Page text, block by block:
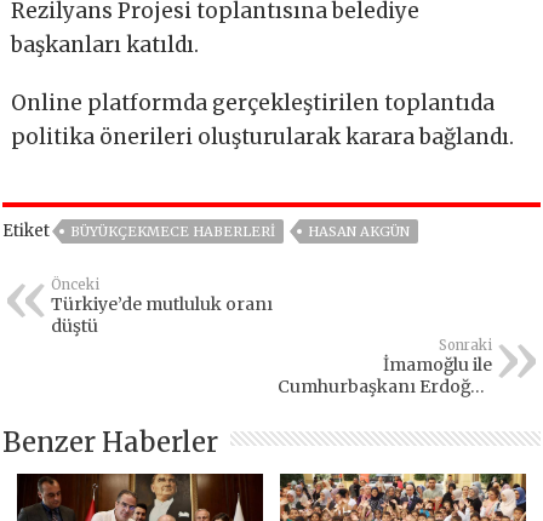
Rezilyans Projesi toplantısına belediye
başkanları katıldı.
Online platformda gerçekleştirilen toplantıda
politika önerileri oluşturularak karara bağlandı.
Etiket BÜYÜKÇEKMECE HABERLERI HASAN AKGÜN
Önceki
Türkiye’de mutluluk oranı
düştü
Sonraki
İmamoğlu ile
Cumhurbaşkanı Erdoğan
Benzer Haberler